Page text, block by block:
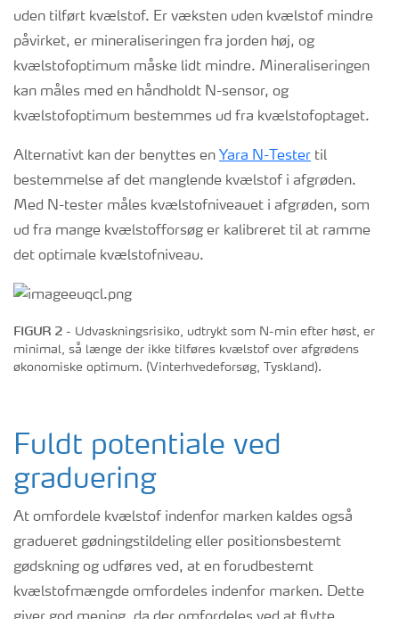
uden tilført kvælstof. Er væksten uden kvælstof mindre
påvirket, er mineraliseringen fra jorden høj, og
kvælstofoptimum måske lidt mindre. Mineraliseringen
kan måles med en håndholdt N-sensor, og
kvælstofoptimum bestemmes ud fra kvælstofoptaget.
Alternativt kan der benyttes en Yara N-Tester til
bestemmelse af det manglende kvælstof i afgrøden.
Med N-tester måles kvælstofniveauet i afgrøden, som
ud fra mange kvælstofforsøg er kalibreret til at ramme
det optimale kvælstofniveau.
FIGUR 2 - Udvaskningsrisiko, udtrykt som N-min efter høst, er
minimal, så længe der ikke tilføres kvælstof over afgrødens
økonomiske optimum. (Vinterhvedeforsøg, Tyskland).
Fuldt potentiale ved
graduering
At omfordele kvælstof indenfor marken kaldes også
gradueret gødningstildeling eller positionsbestemt
gødskning og udføres ved, at en forudbestemt
kvælstofmængde omfordeles indenfor marken. Dette